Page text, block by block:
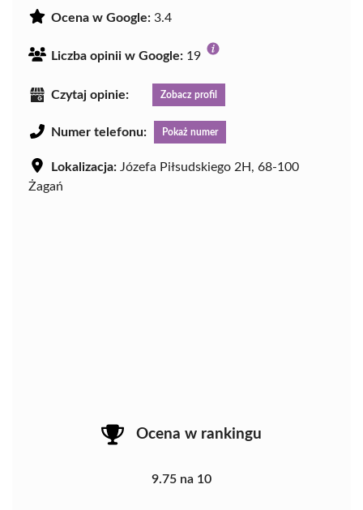
Ocena w Google: 3.4
Liczba opinii w Google: 19
Czytaj opinie: Zobacz profil
Numer telefonu: Pokaż numer
Lokalizacja: Józefa Piłsudskiego 2H, 68-100
Żagań
Ocena w rankingu
9.75 na 10